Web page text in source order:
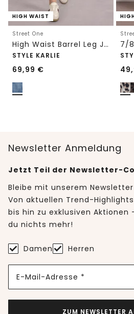
HIGH WAIST
Street One
High Waist Barrel Leg Jeans im Loose Fit
STYLE KARLIE
69,99 €
Newsletter Anmeldung
Jetzt Teil der Newsletter-
Bleibe mit unserem
Von aktuellen Trend-
bis hin zu exklusiven
du nichts mehr!
Damen Herren
E-Mail-Adresse *
ZUM NEWSLETTER